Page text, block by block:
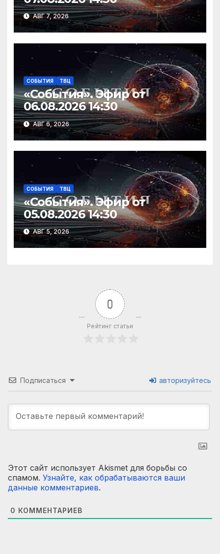
АВГ 7, 2026
СОБЫТИЯ ТВЦ
«События». Эфир от
06.08.2026 14:30
АВГ 6, 2026
СОБЫТИЯ ТВЦ
«События». Эфир от
05.08.2026 14:30
АВГ 5, 2026
0
Рейтинг статьи
Подписаться авторизуйтесь
Этот сайт использует Akismet для борьбы со
спамом. Узнайте, как обрабатываются ваши
данные комментариев.
0 КОММЕНТАРИЕВ